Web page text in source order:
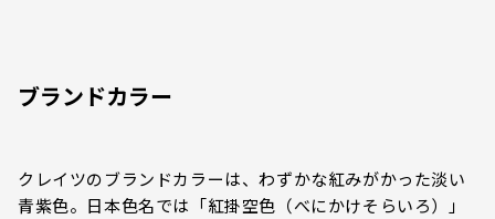
ブランドカラー
クレイツのブランドカラーは、わずかな紅みがかった淡い
青紫色。日本色名では「紅掛空色（べにかけそらいろ）」